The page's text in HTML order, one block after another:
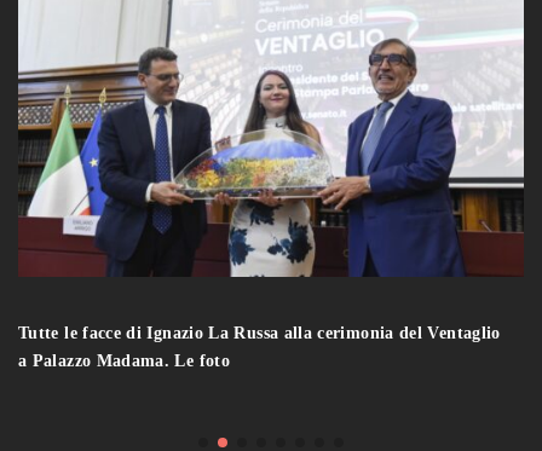
Tutte le facce di Ignazio La Russa alla cerimonia del Ventaglio
a Palazzo Madama. Le foto